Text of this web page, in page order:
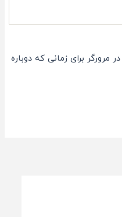
مرورگر برای زمانی که دوباره